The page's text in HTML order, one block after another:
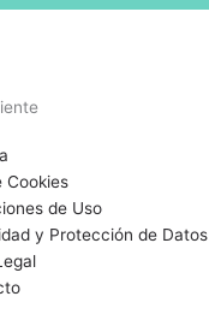
Cookies
de Uso
y Protección de Datos